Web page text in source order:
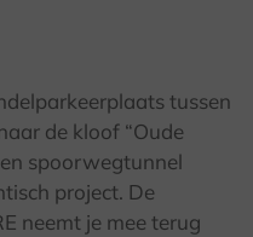
Höxter / K. Krajewski
tussen
de kloof “Oude
spoorwegtunnel
project. De
neemt je mee terug